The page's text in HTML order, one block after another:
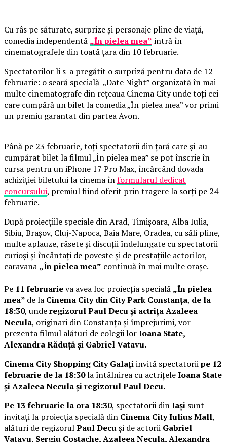
Cu râs pe săturate, surprize și personaje pline de viață,
comedia independentă „În pielea mea” intră în
cinematografele din toată țara din 10 februarie.
Spectatorilor li s-a pregătit o surpriză pentru data de 12
februarie: o seară specială „Date Night” organizată în mai
multe cinematografe din rețeaua Cinema City unde toți cei
care cumpără un bilet la comedia „În pielea mea” vor primi
un premiu garantat din partea Avon.
Până pe 23 februarie, toți spectatorii din țară care și-au
cumpărat bilet la filmul „În pielea mea” se pot înscrie în
cursa pentru un iPhone 17 Pro Max, încărcând dovada
achiziției biletului la cinema înformularul dedicat
concursului, premiul fiind oferit prin tragere la sorți pe 24
februarie.
După proiecțiile speciale din Arad, Timișoara, Alba Iulia,
Sibiu, Brașov, Cluj-Napoca, Baia Mare, Oradea, cu săli pline,
multe aplauze, râsete și discuții îndelungate cu spectatorii
curioși și încântați de poveste și de prestațiile actorilor,
caravana „În pielea mea” continuă în mai multe orașe.
Pe 11 februarieva avea loc proiecția specială „În pielea
mea” de la Cinema City din City Park Constanța, de la
18:30, underegizorul Paul Decu și actrița Azaleea
Necula, originari din Constanța și împrejurimi, vor
prezenta filmul alături de colegii lorIoana State,
Alexandra Răduță și Gabriel Vatavu.
Cinema City Shopping City Galațiinvită spectatoriipe 12
februarie de la 18:30la întâlnirea cu actrițeleIoana State
și Azaleea Necula și regizorul Paul Decu.
Pe 13 februarie la ora 18:30, spectatorii dinIași sunt
invitați la proiecția specială din Cinema City Iulius Mall,
alături de regizorulPaul Decuși de actorii Gabriel
Vatavu, Sergiu Costache, Azaleea Necula, Alexandra